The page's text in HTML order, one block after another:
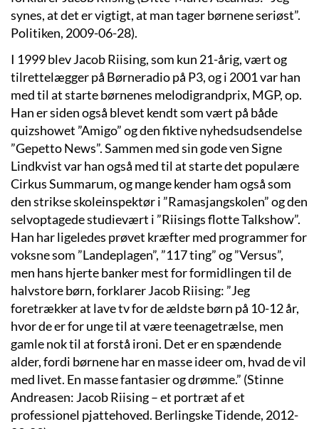
synes, at det er vigtigt, at man tager børnene seriøst”.
Politiken, 2009-06-28).
I 1999 blev Jacob Riising, som kun 21-årig, vært og
tilrettelægger på Børneradio på P3, og i 2001 var han
med til at starte børnenes melodigrandprix, MGP, op.
Han er siden også blevet kendt som vært på både
quizshowet ”Amigo” og den fiktive nyhedsudsendelse
”Gepetto News”. Sammen med sin gode ven Signe
Lindkvist var han også med til at starte det populære
Cirkus Summarum, og mange kender ham også som
den strikse skoleinspektør i ”Ramasjangskolen” og den
selvoptagede studievært i ”Riisings flotte Talkshow”.
Han har ligeledes prøvet kræfter med programmer for
voksne som ”Landeplagen”, ”117 ting” og ”Versus”,
men hans hjerte banker mest for formidlingen til de
halvstore børn, forklarer Jacob Riising: ”Jeg
foretrækker at lave tv for de ældste børn på 10-12 år,
hvor de er for unge til at være teenagetrælse, men
gamle nok til at forstå ironi. Det er en spændende
alder, fordi børnene har en masse ideer om, hvad de vil
med livet. En masse fantasier og drømme.” (Stinne
Andreasen: Jacob Riising – et portræt af et
professionel pjattehoved. Berlingske Tidende, 2012-